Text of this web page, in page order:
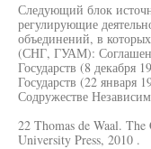
Следующий блок
регулирующие
объединений, в
(СНГ, ГУАМ):
Государств (8 декабря
Государств (22 января
Содружестве
22 Thomas de Waal.
University Press, 2010 .